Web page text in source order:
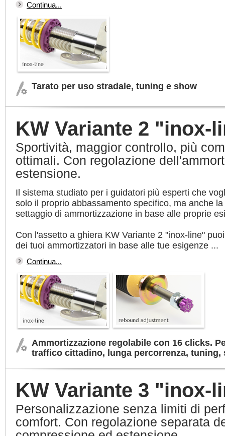
Continua...
Tarato per uso stradale, tuning e show
KW Variante 2 "inox-
Sportività, maggior controllo, più
ottimali. Con regolazione
estensione.
Il sistema studiato per i guidatori più esperti che
solo il proprio abbassamento specifico, ma anche
settaggio di ammortizzazione in base alle proprie
Con l'assetto a ghiera KW Variante 2 "inox-line"
dei tuoi ammortizzatori in base alle tue esigenze ...
Continua...
Ammortizzazione regolabile con 16 clicks.
traffico cittadino, lunga percorrenza, tuning,
KW Variante 3 "inox-
Personalizzazione senza limiti di
comfort. Con regolazione separata